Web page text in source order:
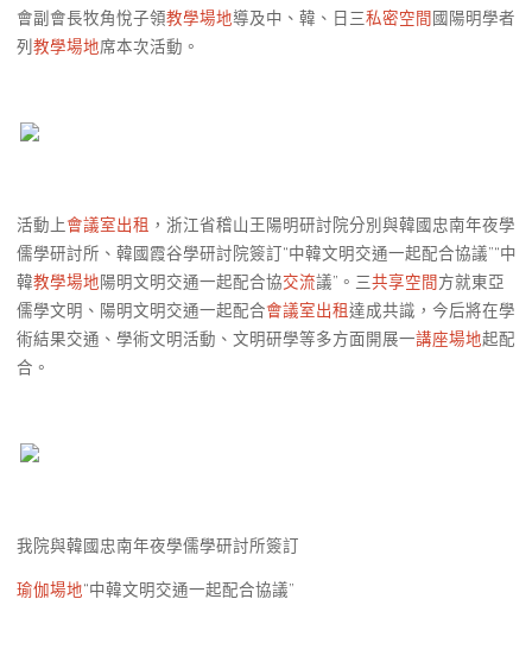
會副會長牧角悅子領教學場地導及中、韓、日三私密空間國陽明學者
列教學場地席本次活動。
活動上會議室出租 ，浙江省稽山王陽明研討院分別與韓國忠南年夜學
儒學研討所、韓國霞谷學研討院簽訂“中韓文明交通一起配合協議”“中
韓教學場地陽明文明交通一起配合協交流議”。三共享空間方就東亞
儒學文明、陽明文明交通一起配合會議室出租達成共識，今后將在學
術結果交通、學術文明活動、文明研學等多方面開展一講座場地起配
合。
我院與韓國忠南年夜學儒學研討所簽訂
瑜伽場地“中韓文明交通一起配合協議”